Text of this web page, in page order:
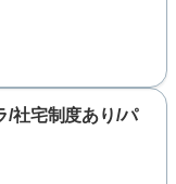
/社宅制度あり/パ